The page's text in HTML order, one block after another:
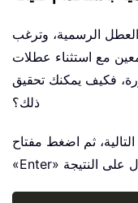
الرسمية، وترغب
مع استثناء عطلات
فكيف يمكنك تحقيق
ذلك؟
ثم اضغط مفتاح